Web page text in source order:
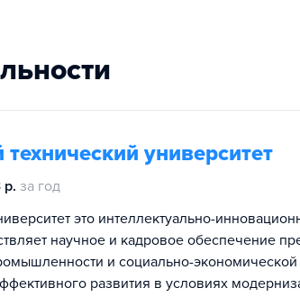
университет
р. за год
это интеллектуально-
научное и кадровое обеспечение
и социально-
развития в условиях